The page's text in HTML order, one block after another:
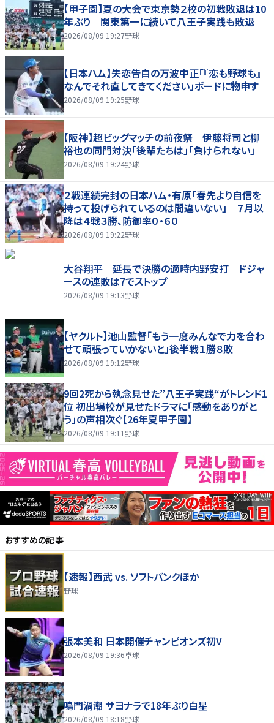
【甲子園】夏の大会で東京勢２校の初戦敗退は10
年ぶり 関東第一に続いて八王子実践も敗退
2026/08/09 19:27野球
【日本ハム】失恋告白の万波中正「『恋も野球も』
なんでそれ直してきてください」ボードに物申す
2026/08/09 19:25野球
【阪神】超ビッグマッチの前夜祭 伊藤将司と柳
裕也の同門対決「後輩たちは」「負けられない」
2026/08/09 19:24野球
２戦連続完封の日本ハム・有原「春先より自信を
持って投げられているのは間違いない」 ７月以
降は４戦３勝、防御率０・６０
2026/08/09 19:22野球
大谷翔平 延長で決勝の適時内野安打 ドジャ
ースの連敗は7でストップ
2026/08/09 19:13野球
【ヤクルト】池山監督「もう一度みんなで力を合わ
せて頑張っていかないと」後半戦１勝８敗
2026/08/09 19:12野球
9回2死から執念見せた”八王子実践“がトレンド1
位 初出場校が見せたドラマに「感動をありがと
う」の声相次ぐ【26年夏甲子園】
2026/08/09 19:11 野球
おすすめの記事
【速報】西武 vs. ソフトバンクほか
野球
張本美和 日本開催チャンピオンズ初V
2026/08/09 19:36卓球
鳴門渦潮 サヨナラで18年ぶり白星
2026/08/09 18:18野球